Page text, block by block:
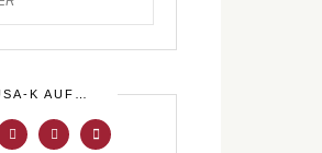
K AUF…